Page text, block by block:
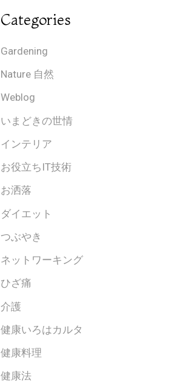
Categories
Gardening
Nature 自然
Weblog
いまどきの世情
インテリア
お役立ちIT技術
お洒落
ダイエット
つぶやき
ネットワーキング
ひざ痛
介護
健康いろはカルタ
健康料理
健康法